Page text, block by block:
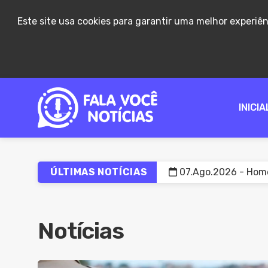
Este site usa cookies para garantir uma melhor
ÚLTIMAS NOTÍCIAS
07.Ago.2026 -
07.Ago.2026 -
07.Ago.2026 -
07.Ago.2026 -
Notícias